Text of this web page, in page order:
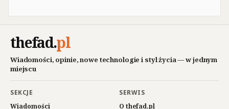
thefad.pl
Wiadomości, opinie, nowe technologie i styl życia — w jednym
miejscu
SEKCJE
Wiadomości
SERWIS
O thefad.pl